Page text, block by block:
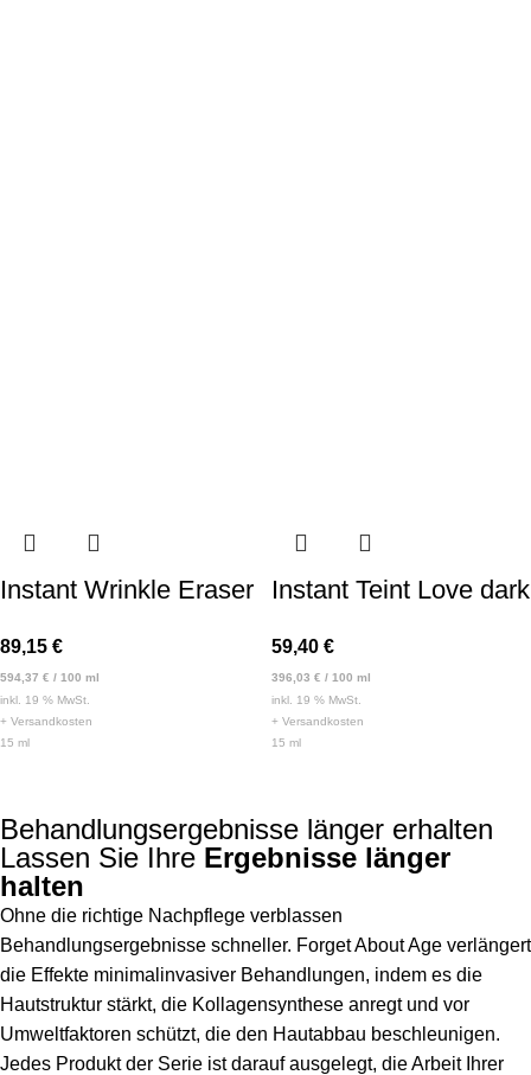
Instant Wrinkle Eraser
89,15 €
594,37 € / 100 ml
inkl. 19 % MwSt.
+ Versandkosten
15 ml
Instant Teint Love dark
59,40 €
396,03 € / 100 ml
inkl. 19 % MwSt.
+ Versandkosten
15 ml
Behandlungsergebnisse länger erhalten
Lassen Sie Ihre Ergebnisse länger
halten
Ohne die richtige Nachpflege verblassen
Behandlungsergebnisse schneller. Forget About Age verlängert
die Effekte minimalinvasiver Behandlungen, indem es die
Hautstruktur stärkt, die Kollagensynthese anregt und vor
Umweltfaktoren schützt, die den Hautabbau beschleunigen.
Jedes Produkt der Serie ist darauf ausgelegt, die Arbeit Ihrer